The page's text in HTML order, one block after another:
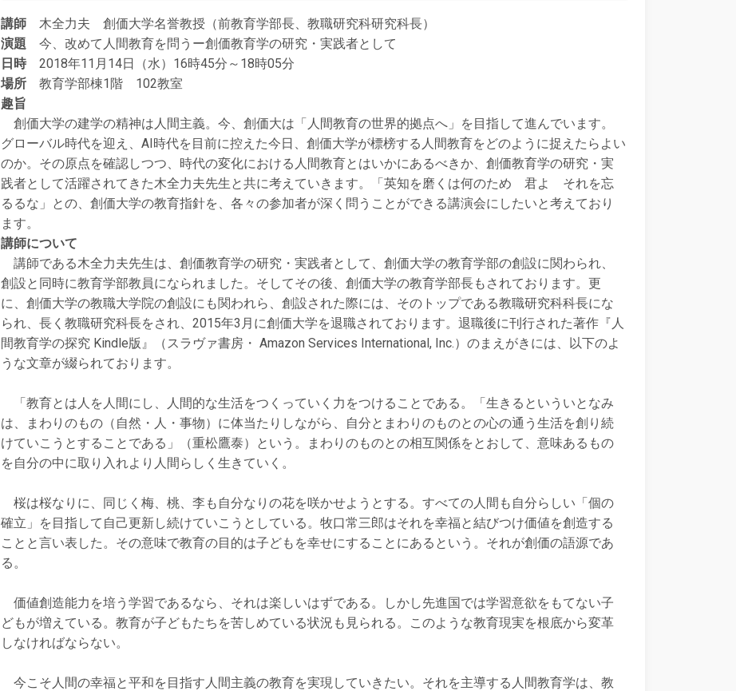
講師 木全力夫 創価大学名誉教授（前教育学部長、教職研究科研究科長）
演題 今、改めて人間教育を問うー創価教育学の研究・実践者として
日時2018年11月14日（水）16時45分～18時05分
場所 教育学部棟1階 102教室
趣旨
創価大学の建学の精神は人間主義。今、創価大は「人間教育の世界的拠点へ」を目指して進んでいます。
グローバル時代を迎え、AI時代を目前に控えた今日、創価大学が標榜する人間教育をどのように捉えたらよい
のか。その原点を確認しつつ、時代の変化における人間教育とはいかにあるべきか、創価教育学の研究・実
践者として活躍されてきた木全力夫先生と共に考えていきます。「英知を磨くは何のため 君よ それを忘
るるな」との、創価大学の教育指針を、各々の参加者が深く問うことができる講演会にしたいと考えており
ます。
講師について
講師である木全力夫先生は、創価教育学の研究・実践者として、創価大学の教育学部の創設に関わられ、
創設と同時に教育学部教員になられました。そしてその後、創価大学の教育学部長もされております。更
に、創価大学の教職大学院の創設にも関われら、創設された際には、そのトップである教職研究科科長にな
られ、長く教職研究科長をされ、2015年3月に創価大学を退職されております。退職後に刊行された著作『人
間教育学の探究 Kindle版』（スラヴァ書房・ Amazon Services International, Inc.）のまえがきには、以下のよ
うな文章が綴られております。
「教育とは人を人間にし、人間的な生活をつくっていく力をつけることである。「生きるといういとなみ
は、まわりのもの（自然・人・事物）に体当たりしながら、自分とまわりのものとの心の通う生活を創り続
けていこうとすることである」（重松鷹泰）という。まわりのものとの相互関係をとおして、意味あるもの
を自分の中に取り入れより人間らしく生きていく。
桜は桜なりに、同じく梅、桃、李も自分なりの花を咲かせようとする。すべての人間も自分らしい「個の
確立」を目指して自己更新し続けていこうとしている。牧口常三郎はそれを幸福と結びつけ価値を創造する
ことと言い表した。その意味で教育の目的は子どもを幸せにすることにあるという。それが創価の語源であ
る。
価値創造能力を培う学習であるなら、それは楽しいはずである。しかし先進国では学習意欲をもてない子
どもが増えている。教育が子どもたちを苦しめている状況も見られる。このような教育現実を根底から変革
しなければならない。
今こそ人間の幸福と平和を目指す人間主義の教育を実現していきたい。それを主導する人間教育学は、教